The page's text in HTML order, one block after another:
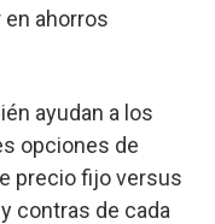
ahorros
ayudan a los
opciones de
precio fijo versus
contras de cada